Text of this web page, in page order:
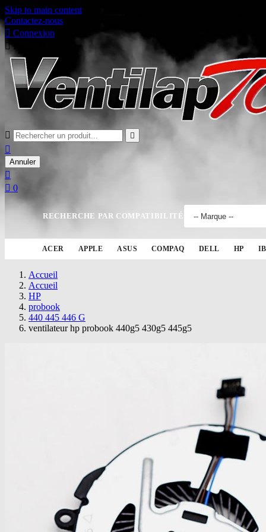
Skip to main content
Contactez-nous
 Connexion
 Panier
 

Annuler

 0
RECHERCHE PAR COMPATIBILITÉ
ACER APPLE ASUS COMPAQ DELL HP
Accueil
Accueil
HP
probook
440 445 446 G
ventilateur hp probook 440g5 430g5 445g5